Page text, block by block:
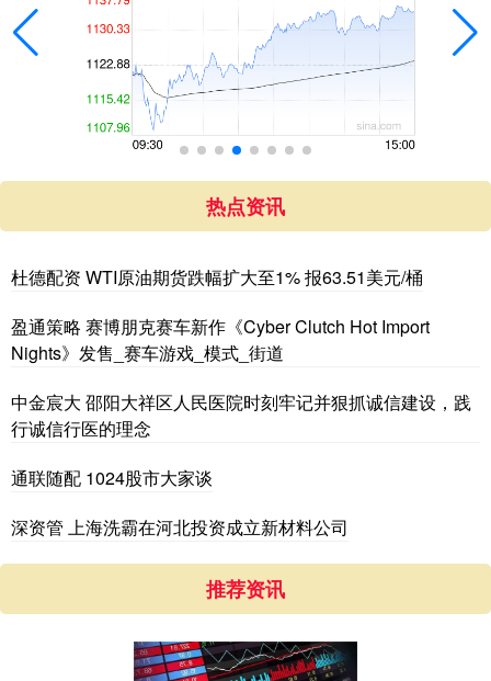
热点资讯
杜德配资 WTI原油期货跌幅扩大至1% 报63.51美元/桶
盈通策略 赛博朋克赛车新作《Cyber Clutch Hot Import
Nights》发售_赛车游戏_模式_街道
中金宸大 邵阳大祥区人民医院时刻牢记并狠抓诚信建设，践
行诚信行医的理念
通联随配 1024股市大家谈
深资管 上海洗霸在河北投资成立新材料公司
推荐资讯